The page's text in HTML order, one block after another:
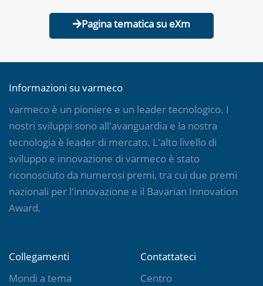
Pagina tematica su eXm
Informazioni su varmeco
varmeco è un pioniere e un leader tecnologico. I
nostri sviluppi sono all'avanguardia e la nostra
tecnologia è leader di mercato. L'alto livello di
sviluppo e innovazione di varmeco è stato
riconosciuto da numerosi premi, tra cui due premi
nazionali per l'innovazione e il Bavarian Innovation
Award.
Collegamenti
Mondi a tema
Contattateci
Centro